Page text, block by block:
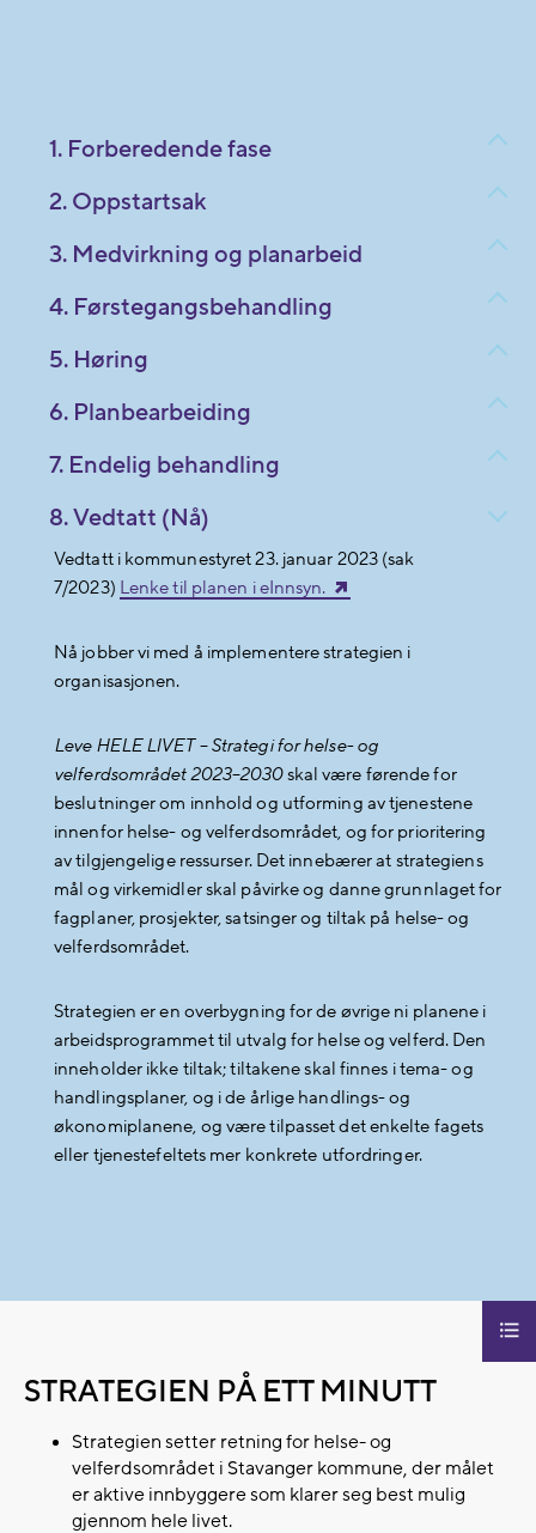
1. Forberedende fase
2. Oppstartsak
3. Medvirkning og planarbeid
4. Førstegangsbehandling
5. Høring
6. Planbearbeiding
7. Endelig behandling
8. Vedtatt (Nå)
Vedtatt i kommunestyret 23. januar 2023 (sak
7/2023) Lenke til planen i eInnsyn.
Nå jobber vi med å implementere strategien i
organisasjonen.
Leve HELE LIVET – Strategi for helse- og
velferdsområdet 2023–2030skal være førende for
beslutninger om innhold og utforming av tjenestene
innenfor helse- og velferdsområdet, og for prioritering
av tilgjengelige ressurser. Det innebærer at strategiens
mål og virkemidler skal påvirke og danne grunnlaget for
fagplaner, prosjekter, satsinger og tiltak på helse- og
velferdsområdet.
Strategien er en overbygning for de øvrige ni planene i
arbeidsprogrammet til utvalg for helse og velferd. Den
inneholder ikke tiltak; tiltakene skal finnes i tema- og
handlingsplaner, og i de årlige handlings- og
økonomiplanene, og være tilpasset det enkelte fagets
eller tjenestefeltets mer konkrete utfordringer.
STRATEGIEN PÅ ETT MINUTT
Strategien setter retning for helse- og
velferdsområdet i Stavanger kommune, der målet
er aktive innbyggere som klarer seg best mulig
gjennom hele livet.